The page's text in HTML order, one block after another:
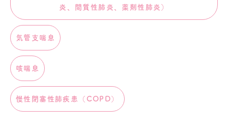
炎、間質性肺炎、薬剤性肺炎）
気管支喘息
咳喘息
慢性閉塞性肺疾患（COPD）